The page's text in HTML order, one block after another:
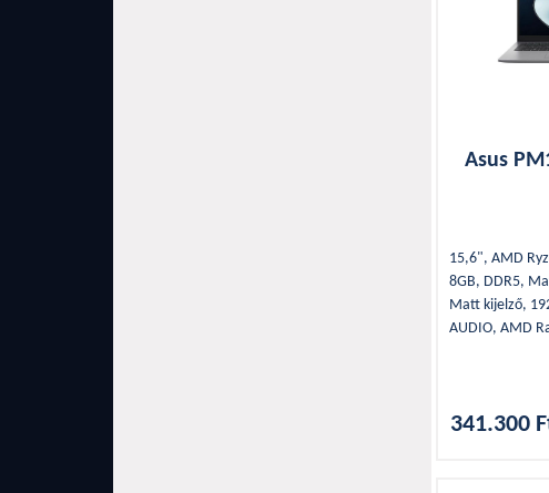
Asus
15,6", AMD
8GB, DDR5,
Matt kijelző,
AUDIO, AMD
2xUSB Type-
341.300